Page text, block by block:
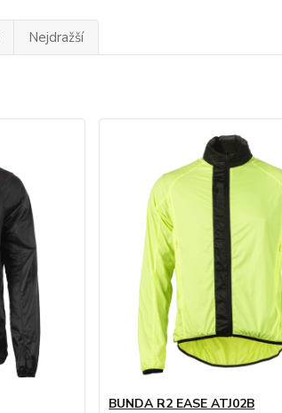
Nejdražší
BUNDA R2 EASE ATJ02B